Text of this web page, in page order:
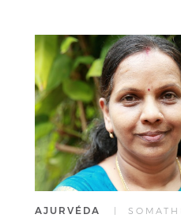
AJURVÉDA |